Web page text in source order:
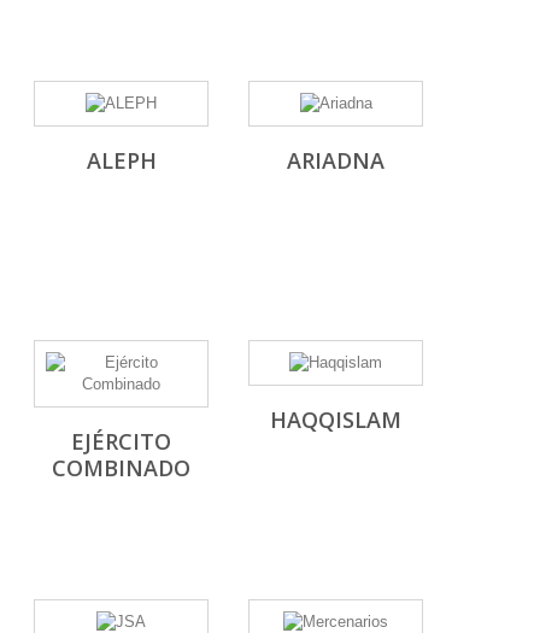
ALEPH ARIADNA
EJÉRCITO
COMBINADO
HAQQISLAM